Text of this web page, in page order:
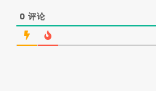
0 评论